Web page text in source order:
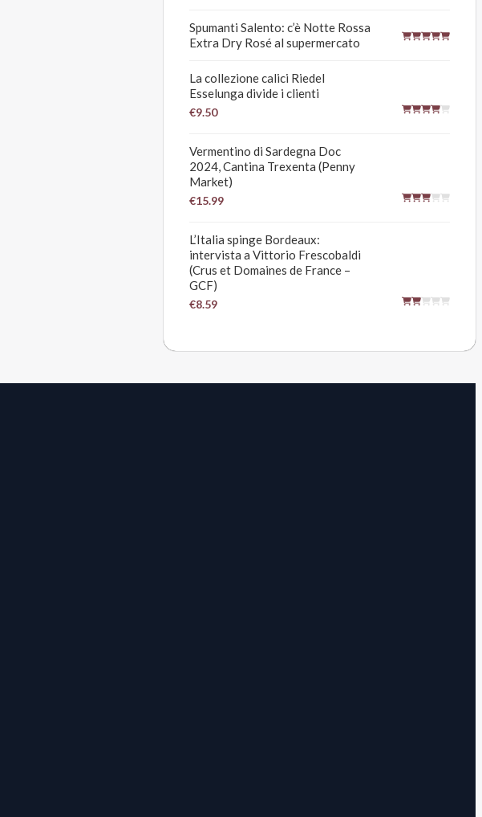
Spumanti Salento: c’è Notte Rossa
Extra Dry Rosé al supermercato
La collezione calici Riedel
Esselunga divide i clienti
€9.50
Vermentino di Sardegna Doc
2024, Cantina Trexenta (Penny
Market)
€15.99
L’Italia spinge Bordeaux:
intervista a Vittorio Frescobaldi
(Crus et Domaines de France –
GCF)
€8.59